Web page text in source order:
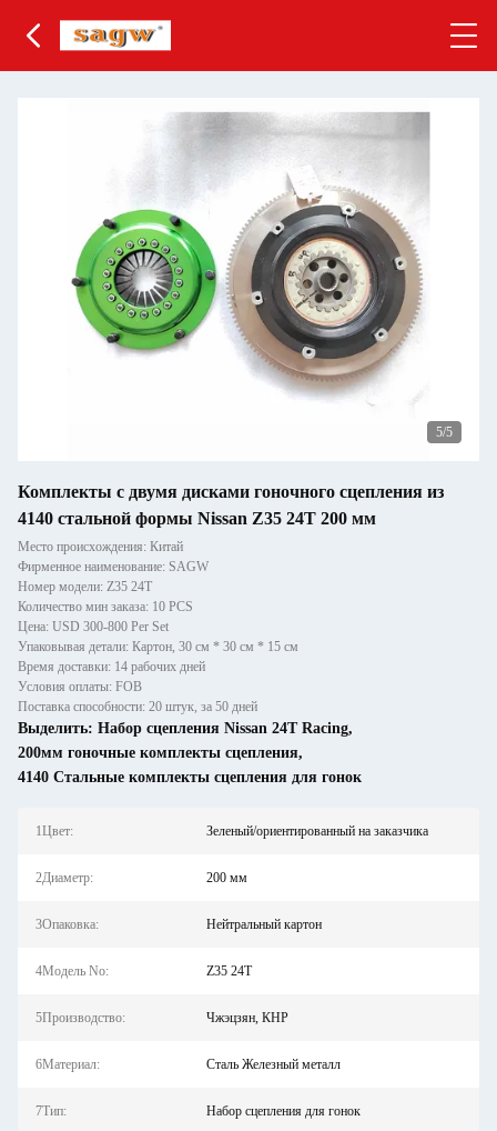
5/5
Комплекты с двумя дисками гоночного сцепления из
4140 стальной формы Nissan Z35 24T 200 мм
Место происхождения: Китай
Фирменное наименование: SAGW
Номер модели: Z35 24T
Количество мин заказа: 10 PCS
Цена: USD 300-800 Per Set
Упаковывая детали: Картон, 30 см * 30 см * 15 см
Время доставки: 14 рабочих дней
Условия оплаты: FOB
Поставка способности: 20 штук, за 50 дней
Выделить: Набор сцепления Nissan 24T Racing,
200мм гоночные комплекты сцепления,
4140 Стальные комплекты сцепления для гонок
1Цвет: Зеленый/ориентированный на заказчика
2Диаметр: 200 мм
3Опаковка: Нейтральный картон
4Модель No: Z35 24T
5Производство: Чжэцзян, КНР
6Материал: Сталь Железный металл
7Тип: Набор сцепления для гонок